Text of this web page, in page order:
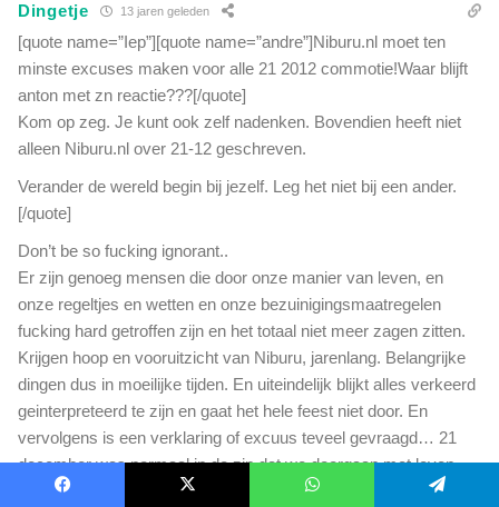
Dingetje 13 jaren geleden
[quote name=”Iep”][quote name=”andre”]Niburu.nl moet ten
minste excuses maken voor alle 21 2012 commotie!Waar blijft
anton met zn reactie???[/quote]
Kom op zeg. Je kunt ook zelf nadenken. Bovendien heeft niet
alleen Niburu.nl over 21-12 geschreven.
Verander de wereld begin bij jezelf. Leg het niet bij een ander.
[/quote]
Don’t be so fucking ignorant..
Er zijn genoeg mensen die door onze manier van leven, en
onze regeltjes en wetten en onze bezuinigingsmaatregelen
fucking hard getroffen zijn en het totaal niet meer zagen zitten.
Krijgen hoop en vooruitzicht van Niburu, jarenlang. Belangrijke
dingen dus in moeilijke tijden. En uiteindelijk blijkt alles verkeerd
geinterpreteerd te zijn en gaat het hele feest niet door. En
vervolgens is een verklaring of excuus teveel gevraagd… 21
december was normaal in de zin dat we doorgaan met leven
tegen beter weten in. Het was een klote dag in de zin dat ik